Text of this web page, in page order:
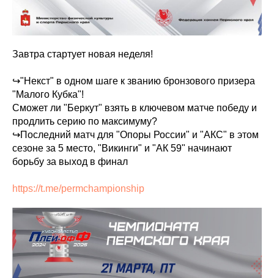
Завтра стартует новая неделя!
↪️"Некст" в одном шаге к званию бронзового призера
"Малого Кубка"!
Сможет ли "Беркут" взять в ключевом матче победу и
продлить серию по максимуму?
↪️Последний матч для "Опоры России" и "АКС" в этом
сезоне за 5 место, "Викинги" и "АК 59" начинают
борьбу за выход в финал
https://t.me/permchampionship